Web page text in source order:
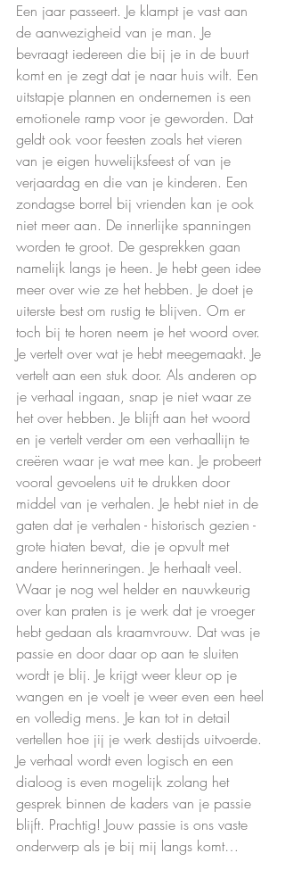
Een jaar passeert. Je klampt je vast aan
de aanwezigheid van je man. Je
bevraagt iedereen die bij je in de buurt
komt en je zegt dat je naar huis wilt. Een
uitstapje plannen en ondernemen is een
emotionele ramp voor je geworden. Dat
geldt ook voor feesten zoals het vieren
van je eigen huwelijksfeest of van je
verjaardag en die van je kinderen. Een
zondagse borrel bij vrienden kan je ook
niet meer aan. De innerlijke spanningen
worden te groot. De gesprekken gaan
namelijk langs je heen. Je hebt geen idee
meer over wie ze het hebben. Je doet je
uiterste best om rustig te blijven. Om er
toch bij te horen neem je het woord over.
Je vertelt over wat je hebt meegemaakt. Je
vertelt aan een stuk door. Als anderen op
je verhaal ingaan, snap je niet waar ze
het over hebben. Je blijft aan het woord
en je vertelt verder om een verhaallijn te
creëren waar je wat mee kan. Je probeert
vooral gevoelens uit te drukken door
middel van je verhalen. Je hebt niet in de
gaten dat je verhalen - historisch gezien -
grote hiaten bevat, die je opvult met
andere herinneringen. Je herhaalt veel.
Waar je nog wel helder en nauwkeurig
over kan praten is je werk dat je vroeger
hebt gedaan als kraamvrouw. Dat was je
passie en door daar op aan te sluiten
wordt je blij. Je krijgt weer kleur op je
wangen en je voelt je weer even een heel
en volledig mens. Je kan tot in detail
vertellen hoe jij je werk destijds uitvoerde.
Je verhaal wordt even logisch en een
dialoog is even mogelijk zolang het
gesprek binnen de kaders van je passie
blijft. Prachtig! Jouw passie is ons vaste
onderwerp als je bij mij langs komt…